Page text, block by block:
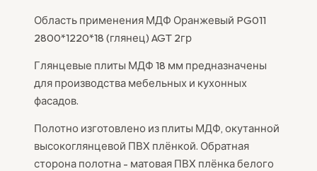
Область применения МДФ Оранжевый PG011
2800*1220*18 (глянец) AGT 2гр
Глянцевые плиты МДФ 18 мм предназначены
для производства мебельных и кухонных
фасадов.
Полотно изготовлено из плиты МДФ, окутанной
высокоглянцевой ПВХ плёнкой. Обратная
сторона полотна - матовая ПВХ плёнка белого